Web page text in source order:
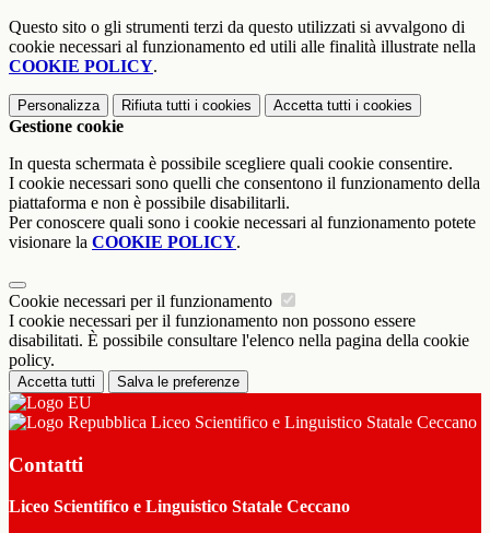
Questo sito o gli strumenti terzi da questo utilizzati si avvalgono di
cookie necessari al funzionamento ed utili alle finalità illustrate nella
COOKIE POLICY.
Personalizza Rifiuta tutti i cookies Accetta tutti i cookies
Gestione cookie
In questa schermata è possibile scegliere quali cookie consentire.
I cookie necessari sono quelli che consentono il funzionamento della
piattaforma e non è possibile disabilitarli.
Per conoscere quali sono i cookie necessari al funzionamento potete
visionare la COOKIE POLICY.
Cookie necessari per il funzionamento
I cookie necessari per il funzionamento non possono essere
disabilitati. È possibile consultare l'elenco nella pagina della cookie
policy.
Accetta tutti Salva le preferenze
Liceo Scientifico e Linguistico Statale Ceccano
Contatti
Liceo Scientifico e Linguistico Statale Ceccano